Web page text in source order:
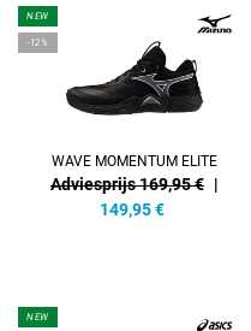
NEW
-12%
WAVE MOMENTUM ELITE
Adviesprijs 169,95 € |
149,95 €
NEW